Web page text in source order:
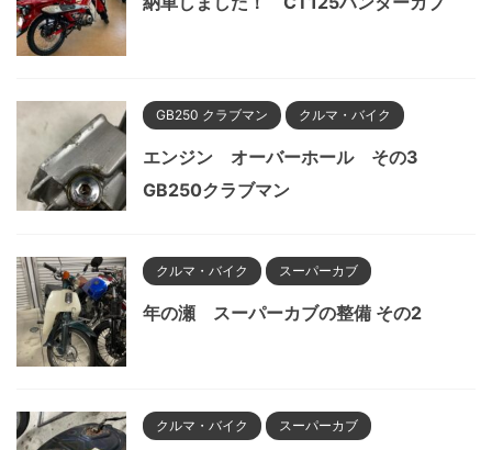
GB250 クラブマン クルマ・バイク
エンジン オーバーホール その3
GB250クラブマン
クルマ・バイク スーパーカブ
年の瀬 スーパーカブの整備 その2
クルマ・バイク スーパーカブ